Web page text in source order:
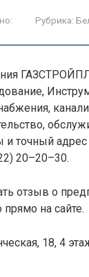
Рубрика:
и точный
20–20–30.
отзыв о
на сайте.
18, 4